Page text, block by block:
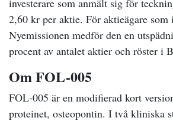
investerare som anmält sig för
2,60 kr per aktie. För aktieägare
Nyemissionen medför den en
procent av antalet aktier och röster i
Om FOL-005
FOL-005 är en modifierad kort
proteinet, osteopontin. I två kliniska